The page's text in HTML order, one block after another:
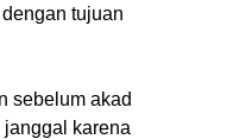
tujuan
sebelum akad
karena